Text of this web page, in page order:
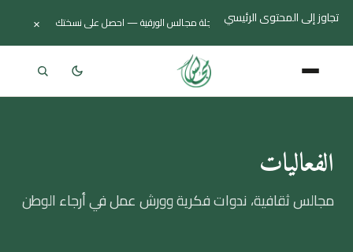
تجاوز إلى المحتوى الرئيسي
جديد صدر العدد الثاني من مجلة مجالس الورقية — احصل على نسختك ×
الفعاليات
مجالس ثقافية، ندوات فكرية وورش عمل في أرجاء الوطن